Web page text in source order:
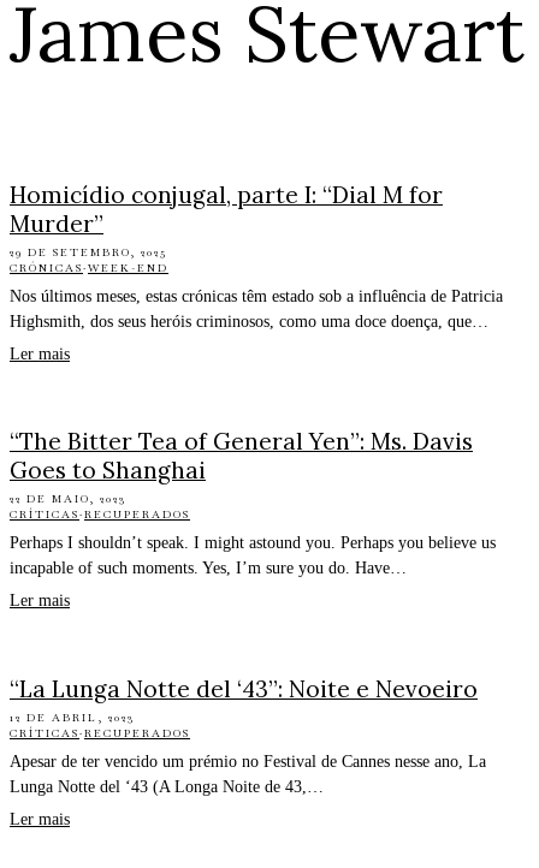
James Stewart
Homicídio conjugal, parte I: “Dial M for
Murder”
29 DE SETEMBRO, 2025
CRÓNICAS·WEEK-END
Nos últimos meses, estas crónicas têm estado sob a influência de Patricia
Highsmith, dos seus heróis criminosos, como uma doce doença, que…
Ler mais
“The Bitter Tea of General Yen”: Ms. Davis
Goes to Shanghai
22 DE MAIO, 2023
CRÍTICAS·RECUPERADOS
Perhaps I shouldn’t speak. I might astound you. Perhaps you believe us
incapable of such moments. Yes, I’m sure you do. Have…
Ler mais
“La Lunga Notte del ‘43”: Noite e Nevoeiro
12 DE ABRIL, 2023
CRÍTICAS·RECUPERADOS
Apesar de ter vencido um prémio no Festival de Cannes nesse ano, La
Lunga Notte del ‘43 (A Longa Noite de 43,…
Ler mais